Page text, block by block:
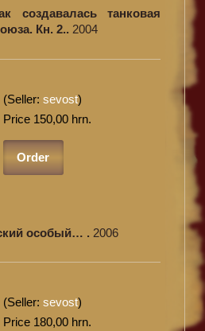
Кн. 2.. 2004
(Seller: sevost)
Price 150,00 hrn.
Order
особый… . 2006
(Seller: sevost)
Price 180,00 hrn.